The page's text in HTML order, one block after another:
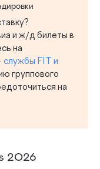
и ж/д билеты в
на
службы FIT и
группового
на
2026